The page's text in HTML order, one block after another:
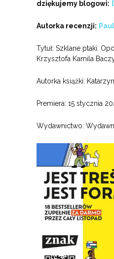
dziękujemy blogowi:
Autorka recenzji:
Tytuł: Szklane ptaki.
Krzysztofa Kamila
Autorka książki:
Premiera: 15 stycznia
Wydawnictwo: